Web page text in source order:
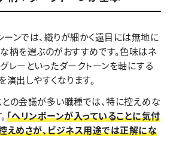
ンでは、織りが細かく遠目には無地に
柄を選ぶのがおすすめです。色味はネ
レーといったダークトーンを軸にする
演出しやすくなります。
の会議が多い職種では、特に控えめな
「ヘリンボーンが入っていることに気付
えめさが、ビジネス用途では正解にな